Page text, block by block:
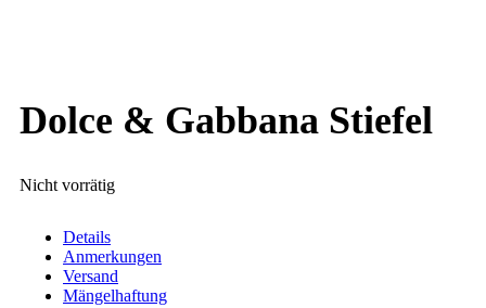
Dolce & Gabbana Stiefel
Nicht vorrätig
Details
Anmerkungen
Versand
Mängelhaftung